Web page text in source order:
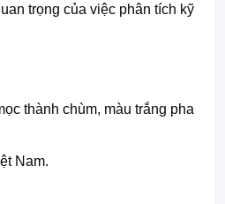
trọng của việc phân tích kỹ
thành chùm, màu trắng pha
Nam.